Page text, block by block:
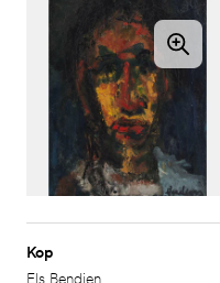
Kop
Els Bendien